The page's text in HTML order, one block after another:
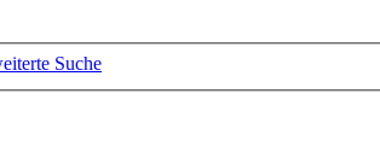
Suche